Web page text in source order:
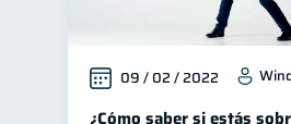
09 / 02 / 2022
¿Cómo saber si estás